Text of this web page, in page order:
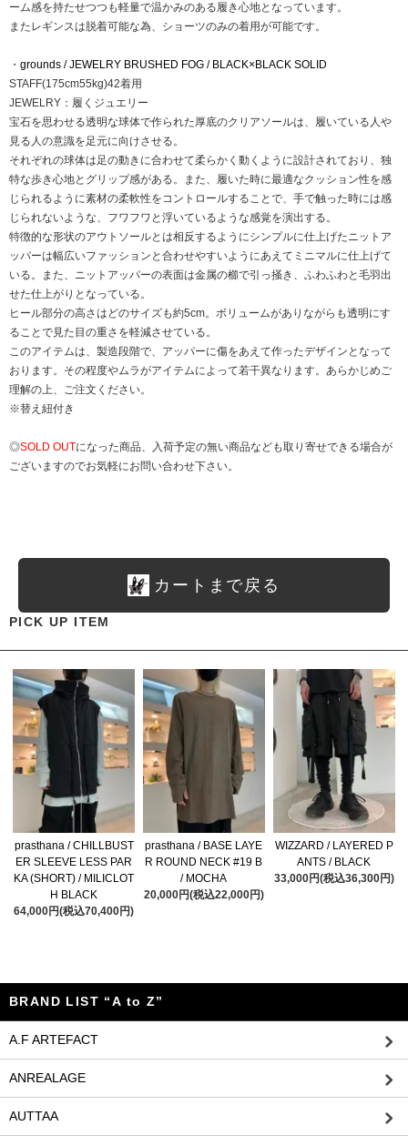
ーム感を持たせつつも軽量で温かみのある履き心地となっています。
またレギンスは脱着可能な為、ショーツのみの着用が可能です。
・ grounds / JEWELRY BRUSHED FOG / BLACK×BLACK SOLID
STAFF(175cm55kg)42着用
JEWELRY：履くジュエリー
宝石を思わせる透明な球体で作られた厚底のクリアソールは、履いている人や
見る人の意識を足元に向けさせる。
それぞれの球体は足の動きに合わせて柔らかく動くように設計されており、独
特な歩き心地とグリップ感がある。また、履いた時に最適なクッション性を感
じられるように素材の柔軟性をコントロールすることで、手で触った時には感
じられないような、フワフワと浮いているような感覚を演出する。
特徴的な形状のアウトソールとは相反するようにシンプルに仕上げたニットア
ッパーは幅広いファッションと合わせやすいようにあえてミニマルに仕上げて
いる。また、ニットアッパーの表面は金属の櫛で引っ掻き、ふわふわと毛羽出
せた仕上がりとなっている。
ヒール部分の高さはどのサイズも約5cm。ボリュームがありながらも透明にす
ることで見た目の重さを軽減させている。
このアイテムは、製造段階で、アッパーに傷をあえて作ったデザインとなって
おります。その程度やムラがアイテムによって若干異なります。あらかじめご
理解の上、ご注文ください。
※替え紐付き
◎SOLD OUTになった商品、入荷予定の無い商品なども取り寄せできる場合が
ございますのでお気軽にお問い合わせ下さい。
カートまで戻る
PICK UP ITEM
prasthana / CHILLBUST
ER SLEEVE LESS PAR
KA (SHORT) / MILICLOT
H BLACK
64,000円(税込70,400円)
prasthana / BASE LAYE
R ROUND NECK #19 B
/ MOCHA
20,000円(税込22,000円)
WIZZARD / LAYERED P
ANTS / BLACK
33,000円(税込36,300円)
BRAND LIST “A to Z”
A.F ARTEFACT
ANREALAGE
AUTTAA